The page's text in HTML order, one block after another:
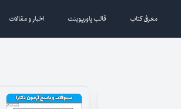
معرفی کتاب قالب پاورپوینت اخبار و مقالات